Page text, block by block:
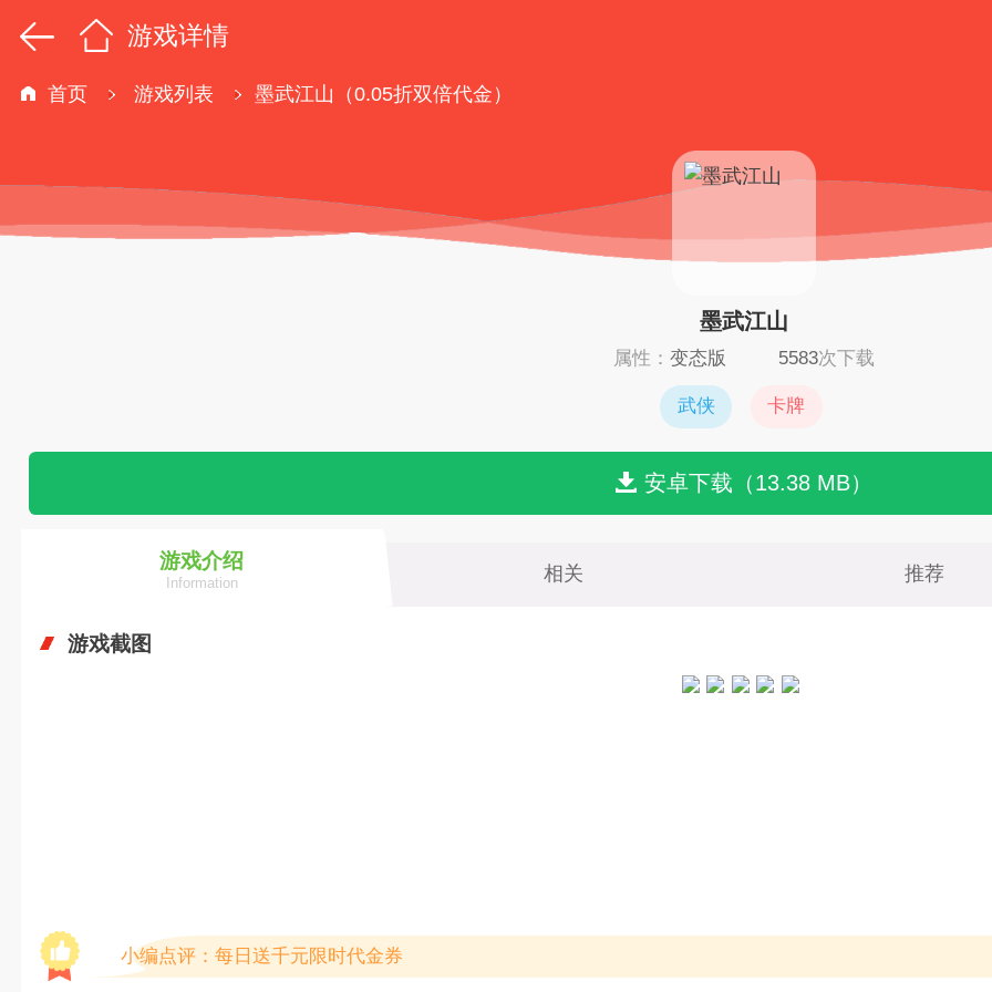
游戏详情
首页 游戏列表 墨武江山（0.05折双倍代金）
墨武江山
属性： 变态版 5583次下载
武侠 卡牌
安卓下载（13.38 MB）
游戏介绍
Information 相关 推荐
游戏截图
小编点评：每日送千元限时代金券